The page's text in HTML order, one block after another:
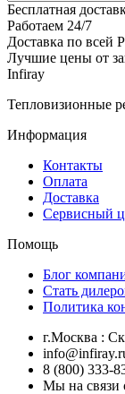
Бесплатная
Работаем 24/7
Доставка по всей
Лучшие цены от
Infiray
Тепловизионные
Информация
Контакты
Оплата
Доставка
Сервисный
Помощь
Блог
Стать
Политика
г.Москва :
8 (800) 333-
Мы на связи